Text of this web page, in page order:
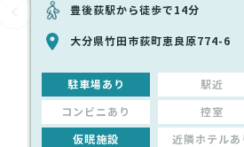
豊後荻駅から徒歩で14分
大分県竹田市荻町恵良原774-6
駐車場あり 駅近
コンビニあり 控室
仮眠施設 近隣ホテルあ